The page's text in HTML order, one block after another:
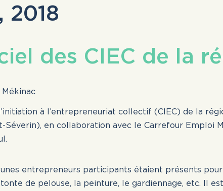
2018
des CIEC de la
à l’entrepreneuriat collectif (CIEC) de la
en collaboration avec le Carrefour Emploi
entrepreneurs participants étaient présents
de pelouse, la peinture, le gardiennage, etc. Il